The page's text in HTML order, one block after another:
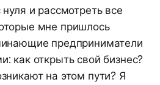
и рассмотреть все
мне пришлось
предприниматели
как открыть свой бизнес?
на этом пути? Я